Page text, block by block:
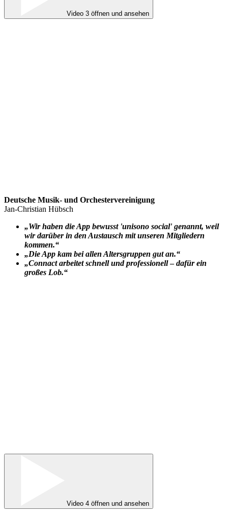
Video 3 öffnen und ansehen
Deutsche Musik- und Orchestervereinigung
Jan-Christian Hübsch
„Wir haben die App bewusst 'unisono social' genannt, weil
wir darüber in den Austausch mit unseren Mitgliedern
kommen.“
„Die App kam bei allen Altersgruppen gut an.“
„Connact arbeitet schnell und professionell–dafür ein
großes Lob.“
Video 4 öffnen und ansehen